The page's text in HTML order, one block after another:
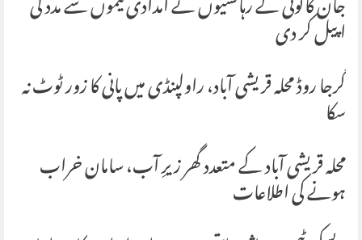
اپیل کر دی
گرجا روڈ محلہ قریشی آباد، راولپنڈی میں پانی کا زور ٹوٹ نہ
سکا
محلہ قریشی آباد کے متعدد گھر زیرِ آب، سامان خراب
ہونے کی اطلاعات